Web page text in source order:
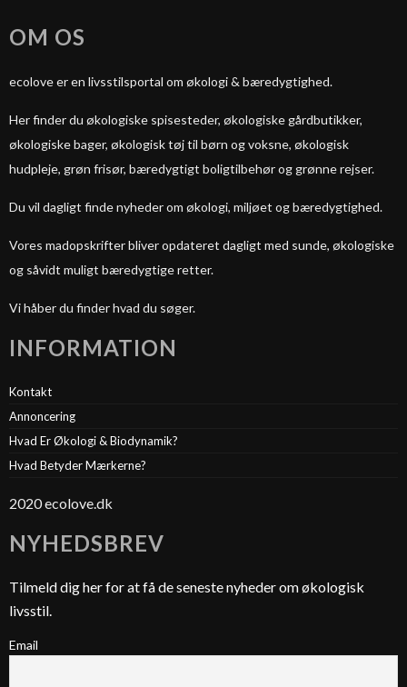
OM OS
ecolove er en livsstilsportal om økologi & bæredygtighed.
Her finder du økologiske spisesteder, økologiske gårdbutikker,
økologiske bager, økologisk tøj til børn og voksne, økologisk
hudpleje, grøn frisør, bæredygtigt boligtilbehør og grønne rejser.
Du vil dagligt finde nyheder om økologi, miljøet og bæredygtighed.
Vores madopskrifter bliver opdateret dagligt med sunde, økologiske
og såvidt muligt bæredygtige retter.
Vi håber du finder hvad du søger.
INFORMATION
Kontakt
Annoncering
Hvad Er Økologi & Biodynamik?
Hvad Betyder Mærkerne?
2020 ecolove.dk
NYHEDSBREV
Tilmeld dig her for at få de seneste nyheder om økologisk
livsstil.
Email